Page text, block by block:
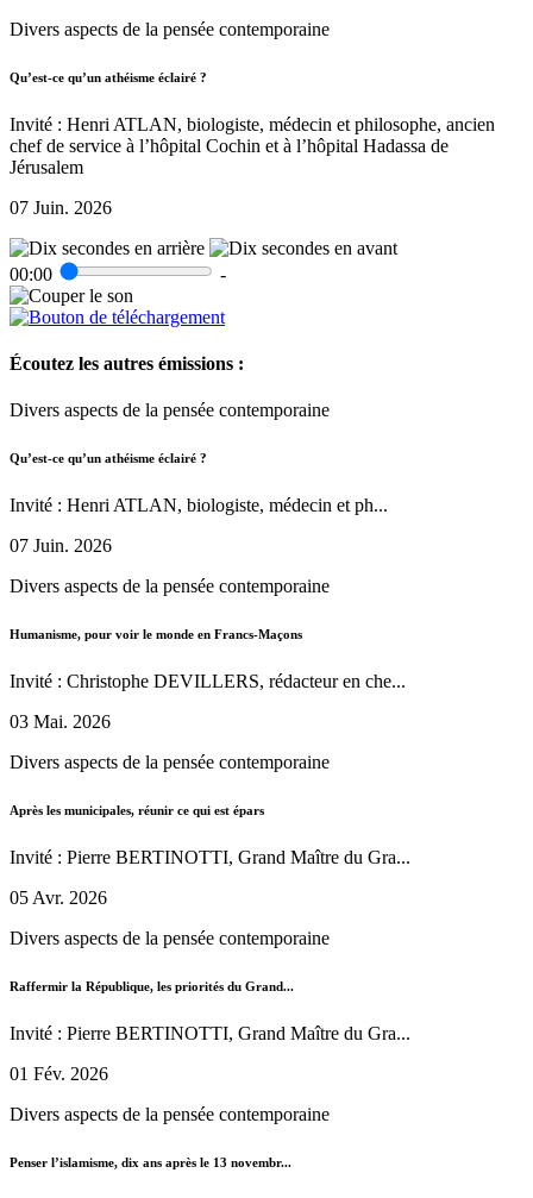
Divers aspects de la pensée contemporaine
Qu’est-ce qu’un athéisme éclairé ?
Invité : Henri ATLAN, biologiste, médecin et philosophe, ancien
chef de service à l’hôpital Cochin et à l’hôpital Hadassa de
Jérusalem
07 Juin. 2026
00:00 -
Écoutez les autres émissions :
Divers aspects de la pensée contemporaine
Qu’est-ce qu’un athéisme éclairé ?
Invité : Henri ATLAN, biologiste, médecin et ph...
07 Juin. 2026
Divers aspects de la pensée contemporaine
Humanisme, pour voir le monde en Francs-Maçons
Invité : Christophe DEVILLERS, rédacteur en che...
03 Mai. 2026
Divers aspects de la pensée contemporaine
Après les municipales, réunir ce qui est épars
Invité : Pierre BERTINOTTI, Grand Maître du Gra...
05 Avr. 2026
Divers aspects de la pensée contemporaine
Raffermir la République, les priorités du Grand...
Invité : Pierre BERTINOTTI, Grand Maître du Gra...
01 Fév. 2026
Divers aspects de la pensée contemporaine
Penser l’islamisme, dix ans après le 13 novembr...